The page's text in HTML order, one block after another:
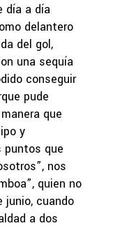
día a día
delantero
del gol,
una sequía
conseguir
pude
que
y
que
nos
quien no
junio, cuando
a dos